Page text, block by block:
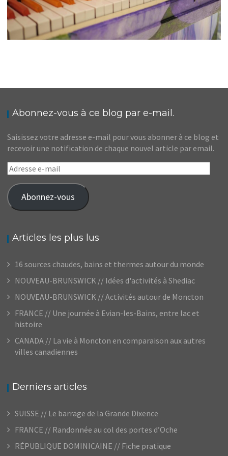
Abonnez-vous à ce blog par e-mail.
Saisissez votre adresse e-mail pour vous abonner à ce blog et
recevoir une notification de chaque nouvel article par email.
Adresse
e-
mail
Abonnez-vous
Articles les plus lus
16 sources chaudes, bains et thermes autour du monde
NOUVEAU-BRUNSWICK // Idées d'activités à Shediac
NOUVEAU-BRUNSWICK // Activités autour de Moncton
FRANCE // Une journée à Evian-les-Bains, entre lac et
histoire
CANADA // La vie à Moncton en comparaison aux autres
villes canadiennes
Derniers articles
SUISSE // Le barrage de la Grande Dixence
FRANCE // Randonnée au col des portes d’Oche
RÉPUBLIQUE DOMINICAINE // Fiche pratique